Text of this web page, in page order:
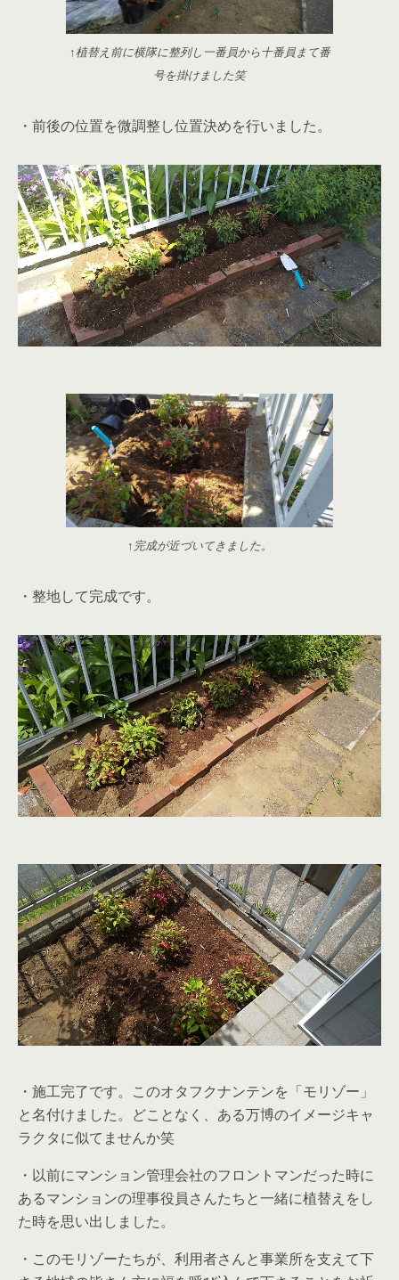
↑植替え前に横隊に整列し一番員から十番員まて番
号を掛けました笑
・前後の位置を微調整し位置決めを行いました。
↑完成が近づいてきました。
・整地して完成です。
・施工完了です。このオタフクナンテンを「モリゾー」
と名付けました。どことなく、ある万博のイメージキャ
ラクタに似てませんか笑
・以前にマンション管理会社のフロントマンだった時に
あるマンションの理事役員さんたちと一緒に植替えをし
た時を思い出しました。
・このモリゾーたちが、利用者さんと事業所を支えて下